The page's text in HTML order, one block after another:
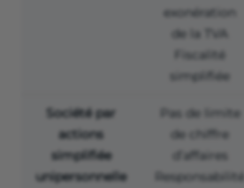
exonération
de la TVA
Fiscalité
simplifiée
Société par
actions
simplifiée
unipersonnelle
Pas de limite
de chiffre
d’affaires
Responsabilité